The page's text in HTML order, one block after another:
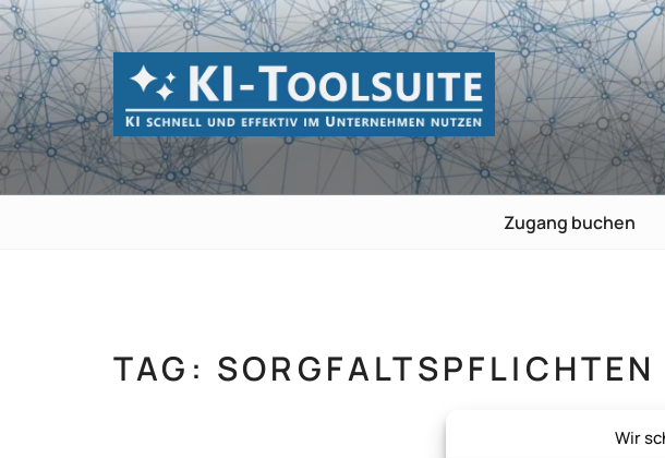
Wir
Zum
Inhalt
springen
KI-TOOLSUITE
KI schnell und effektiv im Unternehmen nutzen
Zugang buchen
TAG: SORGFALTSPFLICHTEN